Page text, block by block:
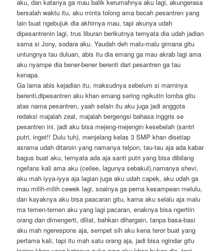
aku, dan katanya ga mau balik kerumahnya aku lagi, akungerasa
bersalah waktu itu, aku minta tolong ama bocah pesantren yang
lain buat ngebujuk dia akhirnya mau, tapi akunya udah
dipesantrenin lagi, trus liburan berikutnya ternyata dia udah jadian
sama si Jony, sodara aku. Yaudah deh malu-malu gimana gitu
untungnya tau duluan, abis itu dia emang ga mau akrab lagi ama
aku nyampe dia bener-bener berenti dari pesantren ga tau
kenapa.
Ga lama abis kejadian itu, maksudnya sebelum si marninya
berenti,dipesantren aku khan emang sering ngikutin lomba gitu
atas nama pesantren, yaah selain itu aku juga jadi anggota
redaksi majalah zeal, majalah bergengsi bahasa inggris se
pesantren ini, jadi aku bisa mejeng-mejengin kesebelah (santri
putri, inget!! Dulu tuh), menjelang kelas 3 SMP khan disetiap
asrama udah ditaroin yang namanya telpon, tau-tau aja ada kabar
bagus buat aku, ternyata ada aja santi putri yang bisa dibilang
ngefans kali ama aku (ceilee, lagunya sebakul),namanya shevi,
aku mah iyya-iyya aja lagian juga aku udah capek, aku udah ga
mau milih-milih cewek lagi, soalnya ga perna kesampean melulu,
dan kayaknya aku bisa paacaran gitu, karna aku selalu aja malu
ma temen-temen aku yang lagi pacaran, enaknya bisa ngertiin
orang dan dimengerti, diliat, bahkan dihargain, tanpa basa-basi
aku mah ngerespons aja, sempet sih aku kena teror buat yang
pertama kali, tapi itu mah satu orang aja, jadi bisa ngindar gitu